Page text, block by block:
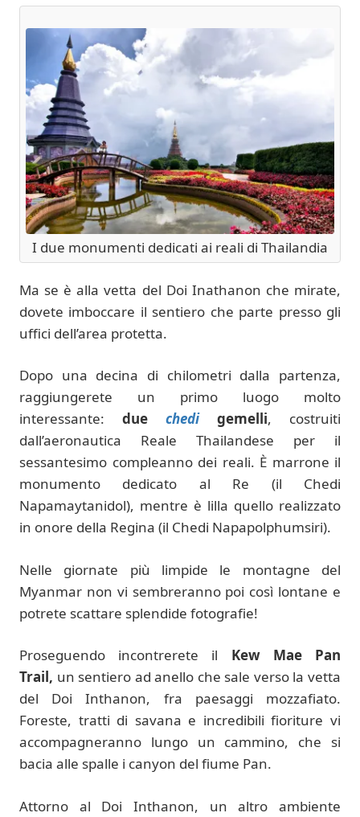
I due monumenti dedicati ai reali di Thailandia
Ma se è alla vetta del Doi Inathanon che mirate,
dovete imboccare il sentiero che parte presso gli
uffici dell’area protetta.
Dopo una decina di chilometri dalla partenza,
raggiungerete un primo luogo molto
interessante: due chedigemelli, costruiti
dall’aeronautica Reale Thailandese per il
sessantesimo compleanno dei reali. È marrone il
monumento dedicato al Re (il Chedi
Napamaytanidol), mentre è lilla quello realizzato
in onore della Regina (il Chedi Napapolphumsiri).
Nelle giornate più limpide le montagne del
Myanmar non vi sembreranno poi così lontane e
potrete scattare splendide fotografie!
Proseguendo incontrerete il Kew Mae Pan
Trail, un sentiero ad anello che sale verso la vetta
del Doi Inthanon, fra paesaggi mozzafiato.
Foreste, tratti di savana e incredibili fioriture vi
accompagneranno lungo un cammino, che si
bacia alle spalle i canyon del fiume Pan.
Attorno al Doi Inthanon, un altro ambiente